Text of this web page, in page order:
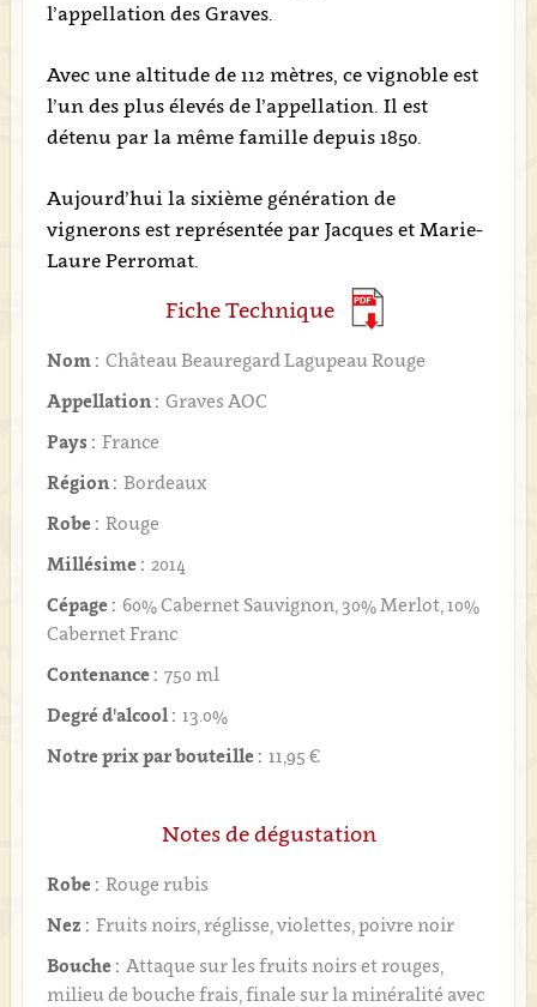
l’appellation des Graves.
Avec une altitude de 112 mètres, ce vignoble est
l’un des plus élevés de l’appellation. Il est
détenu par la même famille depuis 1850.
Aujourd’hui la sixième génération de
vignerons est représentée par Jacques et Marie-
Laure Perromat.
Fiche Technique
Nom : Château Beauregard Lagupeau Rouge
Appellation : Graves AOC
Pays : France
Région : Bordeaux
Robe : Rouge
Millésime : 2014
Cépage : 60% Cabernet Sauvignon, 30% Merlot, 10%
Cabernet Franc
Contenance : 750 ml
Degré d'alcool : 13.0%
Notre prix par bouteille : 11,95 €
Notes de dégustation
Robe : Rouge rubis
Nez : Fruits noirs, réglisse, violettes, poivre noir
Bouche : Attaque sur les fruits noirs et rouges,
milieu de bouche frais, finale sur la minéralité avec